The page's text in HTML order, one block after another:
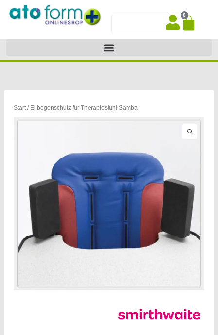
Inhalt
0
Start/ Ellbogenschutz für Therapiestuhl Samba